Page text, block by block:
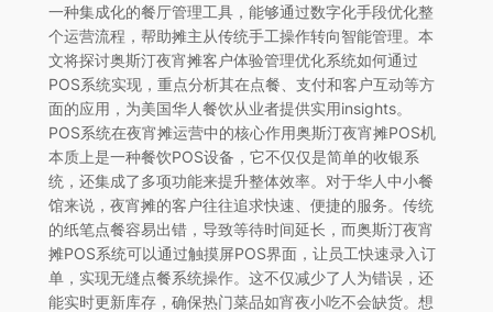
一种集成化的餐厅管理工具，能够通过数字化手段优化整
个运营流程，帮助摊主从传统手工操作转向智能管理。本
文将探讨奥斯汀夜宵摊客户体验管理优化系统如何通过
POS系统实现，重点分析其在点餐、支付和客户互动等方
面的应用，为美国华人餐饮从业者提供实用insights。
POS系统在夜宵摊运营中的核心作用奥斯汀夜宵摊POS机
本质上是一种餐饮POS设备，它不仅仅是简单的收银系
统，还集成了多项功能来提升整体效率。对于华人中小餐
馆来说，夜宵摊的客户往往追求快速、便捷的服务。传统
的纸笔点餐容易出错，导致等待时间延长，而奥斯汀夜宵
摊POS系统可以通过触摸屏POS界面，让员工快速录入订
单，实现无缝点餐系统操作。这不仅减少了人为错误，还
能实时更新库存，确保热门菜品如宵夜小吃不会缺货。想